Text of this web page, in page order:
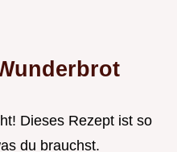
Dieses Rezept ist so
du brauchst.